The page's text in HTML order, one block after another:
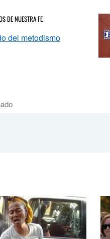
DE NUESTRA FE
del metodismo